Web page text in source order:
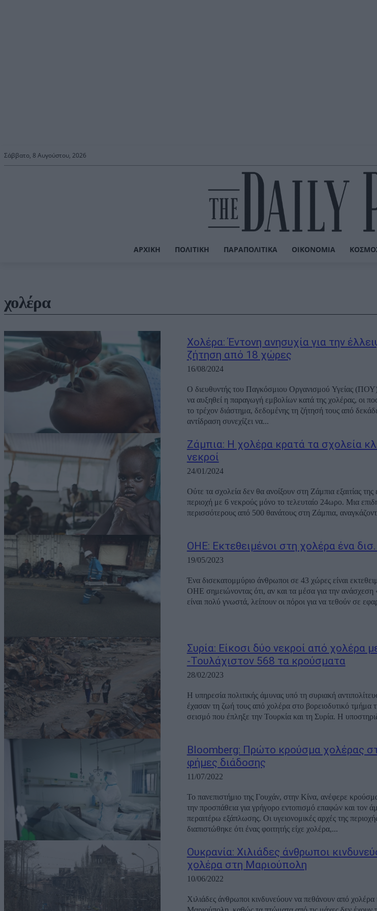
Σάββατο, 8 Αυγούστου, 2026
ΑΡΧΙΚΉ ΠΟΛΙΤΙΚΉ ΠΑΡΑΠΟΛΙΤΙΚΆ ΟΙΚΟΝΟΜΊΑ
χολέρα
Χολέρα: Έντονη ανησυχία για την
ζήτηση από 18 χώρες
16/08/2024
Ο διευθυντής του Παγκόσμιου Οργανισμού Υγείας
να αυξηθεί η παραγωγή εμβολίων κατά της χολέρας, οι
το τρέχον διάστημα, δεδομένης τη ζήτησή τους από
αντίδραση συνεχίζει να...
Ζάμπια: Η χολέρα κρατά τα σχολεία
νεκροί
24/01/2024
Ούτε τα σχολεία δεν θα ανοίξουν στη Ζάμπια εξαιτίας της
περιοχή με 6 νεκρούς μόνο το τελευταίο 24ωρο. Μια
περισσότερους από 500 θανάτους στη Ζάμπια,
ΟΗΕ: Εκτεθειμένοι στη χολέρα ένα
19/05/2023
Ένα δισεκατομμύριο άνθρωποι σε 43 χώρες είναι
ΟΗΕ σημειώνοντας ότι, αν και τα μέσα για την
είναι πολύ γνωστά, λείπουν οι πόροι για να τεθούν σε
Συρία: Είκοσι δύο νεκροί από χολέρα
-Τουλάχιστον 568 τα κρούσματα
28/02/2023
Η υπηρεσία πολιτικής άμυνας υπό τη συριακή
έχασαν τη ζωή τους από χολέρα στο βορειοδυτικό τμήμα
σεισμό που έπληξε την
Bloomberg: Πρώτο κρούσμα χολέρας
φήμες διάδοσης
11/07/2022
Το πανεπιστήμιο της Γουχάν, στην Κίνα, ανέφερε
την προσπάθεια για γρήγορο εντοπισμό επαφών και τον
περαιτέρω εξάπλωσης. Οι υγειονομικές αρχές της περιοχής ανακοίνωσαν ότι, αφού
διαπιστώθηκε ότι ένας φοιτητής είχε χολέρα,...
Ουκρανία: Χιλιάδες άνθρωποι
χολέρα στη Μαριούπολη
10/06/2022
Χιλιάδες άνθρωποι κινδυνεύουν να πεθάνουν από χολέρα